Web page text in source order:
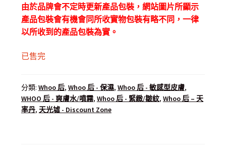
由於品牌會不定時更新產品包裝，網站圖片所顯示
產品包裝會有機會同所收實物包裝有略不同，一律
以所收到的產品包裝為實。
已售完
分類: Whoo 后, Whoo 后 - 保濕, Whoo 后 - 敏感型皮膚,
WHOO 后 - 爽膚水/噴霧, Whoo 后 - 緊緻/皺紋, Whoo 后 – 天
率丹, 天光墟 - Discount Zone